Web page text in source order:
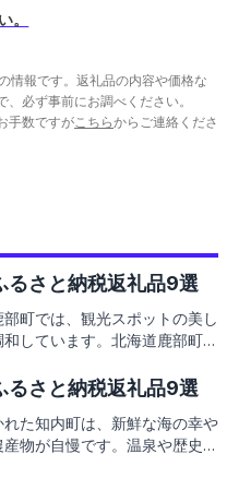
。
情報です。返礼品の内容や価格な
必ず事前にお調べください。
手数ですがこちらからご連絡くださ
るさと納税返礼品9選
町では、観光スポットの美し
しています。北海道鹿部町の
ます。次は、皆様にも楽しみ
るさと納税返礼品9選
た知内町は、新鮮な海の幸や
物が自慢です。温泉や歴史あ